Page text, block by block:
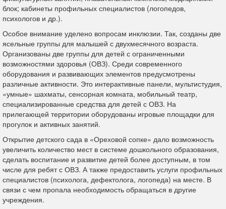
блок; кабинеты профильных специалистов (логопедов,
психологов и др.).
Особое внимание уделено вопросам инклюзии. Так, созданы две
ясельные группы для малышей с двухмесячного возраста.
Организованы две группы для детей с ограниченными
возможностями здоровья (ОВЗ). Среди современного
оборудования и развивающих элементов предусмотрены
различные активности. Это интерактивные панели, мультистудия,
«умные» шахматы, сенсорная комната, мобильный театр,
специализированные средства для детей с ОВЗ. На
прилегающей территории оборудованы игровые площадки для
прогулок и активных занятий.
Открытие детского сада в «Ореховой сопке» дало возможность
увеличить количество мест в системе дошкольного образования,
сделать воспитание и развитие детей более доступным, в том
числе для ребят с ОВЗ. А также предоставить услуги профильных
специалистов (психолога, дефектолога, логопеда) на месте. В
связи с чем пропала необходимость обращаться в другие
учреждения.